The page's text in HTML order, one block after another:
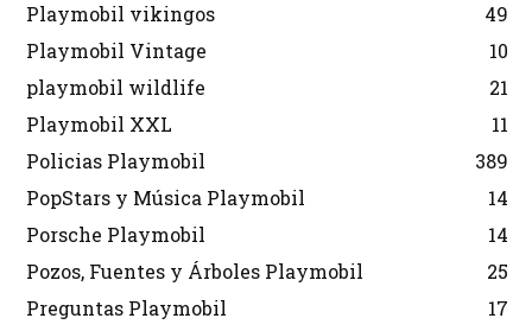
Playmobil vikingos
49
Playmobil Vintage
10
playmobil wildlife
21
Playmobil XXL
11
Policias Playmobil
389
PopStars y Música Playmobil
14
Porsche Playmobil
14
Pozos, Fuentes y Árboles Playmobil
25
Preguntas Playmobil
17